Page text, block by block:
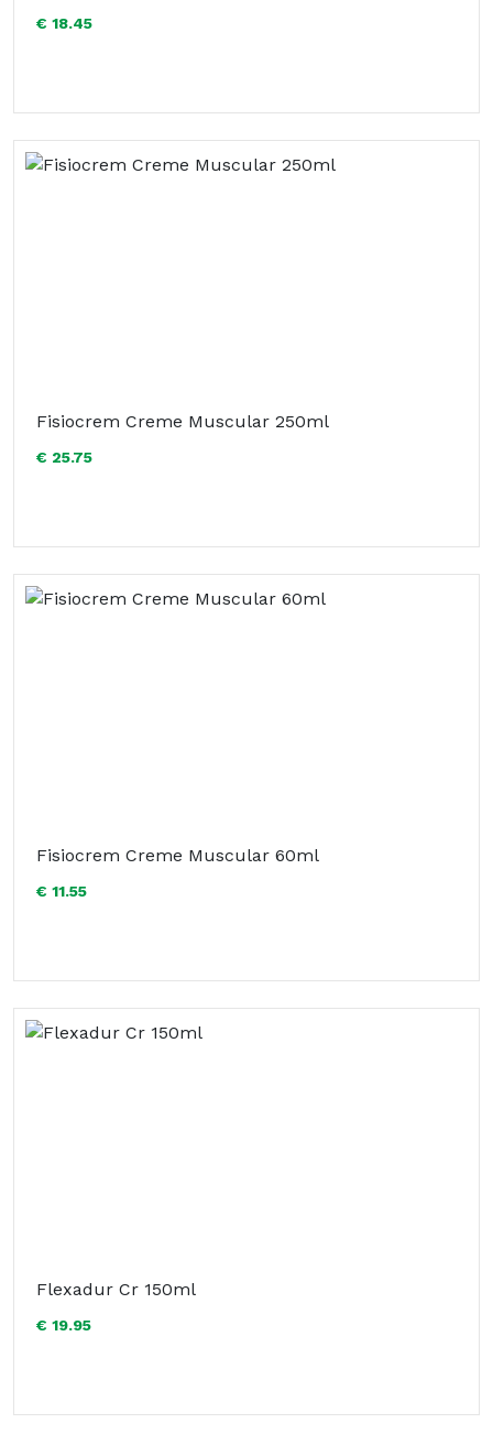
€ 18.45
Fisiocrem Creme Muscular 250ml
€ 25.75
Fisiocrem Creme Muscular 60ml
€ 11.55
Flexadur Cr 150ml
€ 19.95